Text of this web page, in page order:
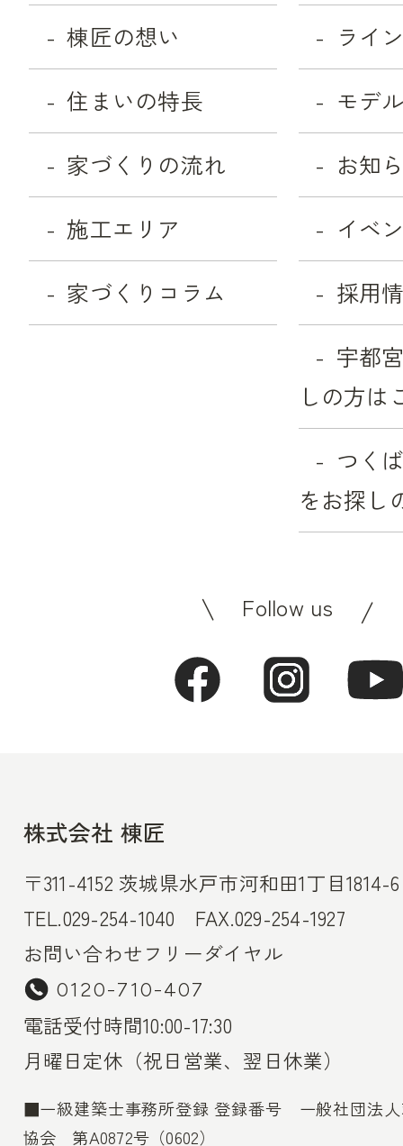
棟匠の想い
住まいの特長
ライ
モデ
家づくりの流れ
施工エリア
家づくりコラム
お知
イベ
採用
宇都
しの方は
つく
をお探し
Follow us
株式会社 棟匠
〒311-4152 茨城県水戸市河和田1丁目1814-6
TEL.029-254-1040 FAX.029-254-1927
お問い合わせフリーダイヤル
0120-710-407
電話受付時間10:00-17:30
月曜日定休（祝日営業、翌日休業）
■一級建築士事務所登録 登録番号 一般社団法人
協会 第A0872号（0602）